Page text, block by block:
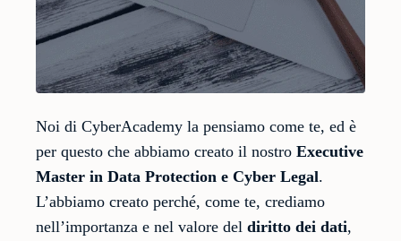
Noi di CyberAcademy la pensiamo come te, ed è
per questo che abbiamo creato il nostro Executive
Master in Data Protection e Cyber Legal.
L’abbiamo creato perché, come te, crediamo
nell’importanza e nel valore del diritto dei dati,